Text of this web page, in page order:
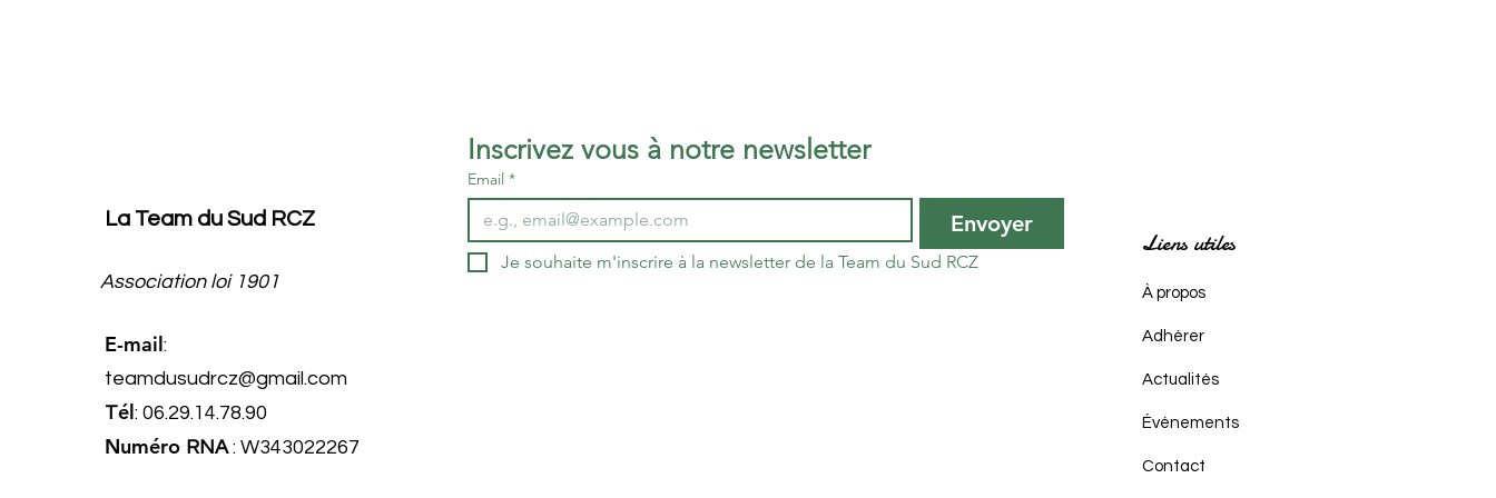
La Team du Sud RCZ
Association loi 1901
E-mail:
teamdusudrcz@gmail.com
Tél: 06.29.14.78.90
Numéro RNA: W343022267
Liens utiles
À propos
Adhérer
Actualités
Événements
Contact
Inscrivez vous à notre newsletter
Email *
Envoyer
Je souhaite m'inscrire à la newsletter de la Team du Sud RCZ